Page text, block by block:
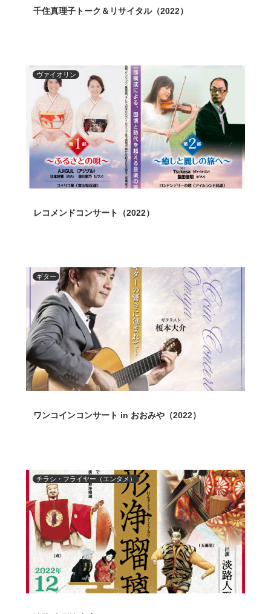
千住真理子トーク＆リサイタル（2022）
ヴァイオリン
レコメンドコンサート（2022）
ギター
ワンコインコンサート in おおみや（2022）
チラシ・フライヤー（エンタメ）